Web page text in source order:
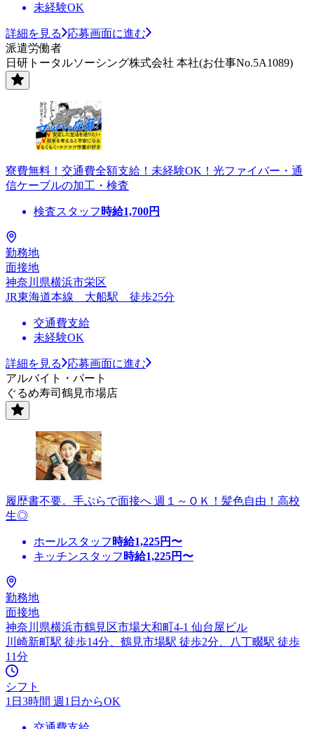
未経験OK
詳細を見る
応募画面に進む
派遣労働者
日研トータルソーシング株式会社 本社(お仕事No.5A1089)
寮費無料！交通費全額支給！未経験OK！光ファイバー・通
信ケーブルの加工・検査
検査スタッフ 時給1,700円
勤務地
面接地
神奈川県横浜市栄区
JR東海道本線 大船駅 徒歩25分
交通費支給
未経験OK
詳細を見る
応募画面に進む
アルバイト・パート
ぐるめ寿司鶴見市場店
履歴書不要。手ぶらで面接へ 週１～ＯＫ！髪色自由！高校
生◎
ホールスタッフ 時給1,225円〜
キッチンスタッフ 時給1,225円〜
勤務地
面接地
神奈川県横浜市鶴見区市場大和町4-1 仙台屋ビル
川崎新町駅 徒歩14分、鶴見市場駅 徒歩2分、八丁畷駅 徒歩
11分
シフト
1日3時間 週1日からOK